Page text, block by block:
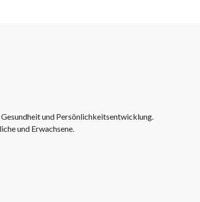
und Persönlichkeitsentwicklung.
und Erwachsene.